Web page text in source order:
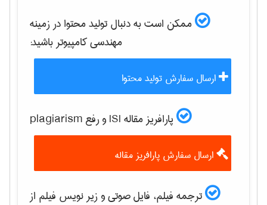
ممکن است به دنبال تولید محتوا در زمینه
مهندسی كامپيوترباشید:
ارسال سفارش تولید محتوا
پارافریز مقاله ISI و رفع plagiarism
ارسال سفارش پارافریز مقاله
ترجمه فیلم، فایل صوتی و زیر نویس فیلم از